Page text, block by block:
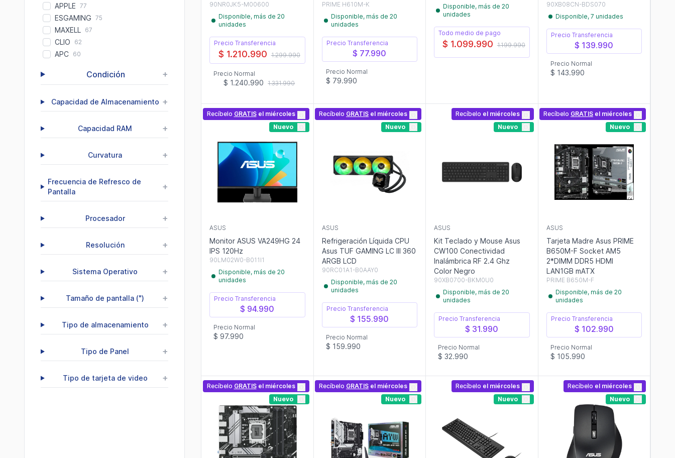
APPLE 77
ESGAMING 75
MAXELL 67
CLIO 62
APC 60
Condición +
Capacidad de Almacenamiento +
Capacidad RAM +
Curvatura +
Frecuencia de Refresco de
Pantalla
+
Procesador +
Resolución +
Sistema Operativo +
Tamaño de pantalla (") +
Tipo de almacenamiento +
Tipo de Panel +
Tipo de tarjeta de video +
90NR0JK5-M00600
Disponible, más de 20
unidades
Precio Transferencia
$ 1.210.990 1.299.990
Precio Normal
$ 1.240.990 1.331.990
PRIME H610M-K
Disponible, más de 20
unidades
Precio Transferencia
$ 77.990
Precio Normal
$ 79.990
Disponible, más de 20
unidades
Todo medio de pago
$ 1.099.990 1.199.990
90XB08CN-BDS070
Disponible, 7 unidades
Precio Transferencia
$ 139.990
Precio Normal
$ 143.990
Recíbelo GRATISel miércoles
Nuevo
ASUS
Monitor ASUS VA249HG 24
IPS 120Hz
90LM02W0-B011I1
Disponible, más de 20
unidades
Precio Transferencia
$ 94.990
Precio Normal
$ 97.990
Recíbelo GRATIS el miércoles
Nuevo
ASUS
Refrigeración Líquida CPU
Asus TUF GAMING LC III 360
ARGB LCD
90RC01A1-B0AAY0
Disponible, más de 20
unidades
Precio Transferencia
$ 155.990
Precio Normal
$ 159.990
Recíbelo el miércoles
Nuevo
ASUS
Kit Teclado y Mouse Asus
CW100 Conectividad
Inalámbrica RF 2.4 Ghz
Color Negro
90XB0700-BKM0U0
Disponible, más de 20
unidades
Precio Transferencia
$ 31.990
Precio Normal
$ 32.990
Recíbelo GRATIS el miércoles
Nuevo
ASUS
Tarjeta Madre Asus PRIME
B650M-F Socket AM5
2*DIMM DDR5 HDMI
LAN1GB mATX
PRIME B650M-F
Disponible, más de 20
unidades
Precio Transferencia
$ 102.990
Precio Normal
$ 105.990
Recíbelo GRATISel miércoles
Nuevo
Recíbelo GRATIS el miércoles
Nuevo
Recíbelo el miércoles
Nuevo
Recíbelo el miércoles
Nuevo